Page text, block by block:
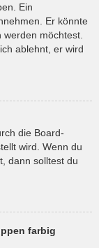
Ein
Er könnte
möchtest.
ablehnt, er wird
die Board-
wird. Wenn du
dann solltest du
farbig